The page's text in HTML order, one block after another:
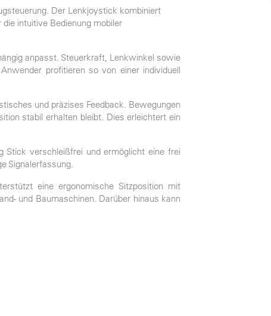
Der Lenkjoystick kombiniert
intuitive Bedienung mobiler
anpasst. Steuerkraft, Lenkwinkel sowie
profitieren so von einer individuell
und präzises Feedback. Bewegungen
stabil erhalten bleibt. Dies erleichtert ein
Stick verschleißfrei und ermöglicht eine frei
Signalerfassung.
eine ergonomische Sitzposition mit
und Baumaschinen. Darüber hinaus kann